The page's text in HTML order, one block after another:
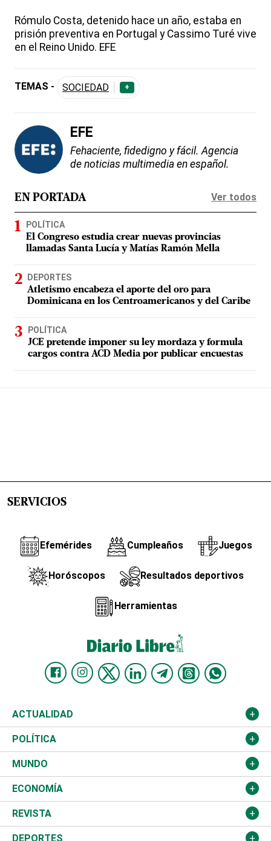
Rómulo Costa, detenido hace un año, estaba en
prisión preventiva en Portugal y Cassimo Turé vive
en el Reino Unido. EFE
TEMAS - SOCIEDAD +
EFE
Fehaciente, fidedigno y fácil. Agencia
de noticias multimedia en español.
EN PORTADA Ver todos
POLÍTICA
El Congreso estudia crear nuevas provincias
llamadas Santa Lucía y Matías Ramón Mella
DEPORTES
Atletismo encabeza el aporte del oro para
Dominicana en los Centroamericanos y del Caribe
POLÍTICA
JCE pretende imponer su ley mordaza y formula
cargos contra ACD Media por publicar encuestas
SERVICIOS
Efemérides Cumpleaños Juegos
Horóscopos Resultados deportivos
Herramientas
ACTUALIDAD
Nacional
Ciudad
Educación
Salud
Justicia
POLÍTICA
Partidos
JCE
TSE
Congreso Nacional
MUNDO
Estados Unidos
América Latina
Haití
ECONOMÍA
Finanzas
Turismo
REVISTA
Música
DEPORTES